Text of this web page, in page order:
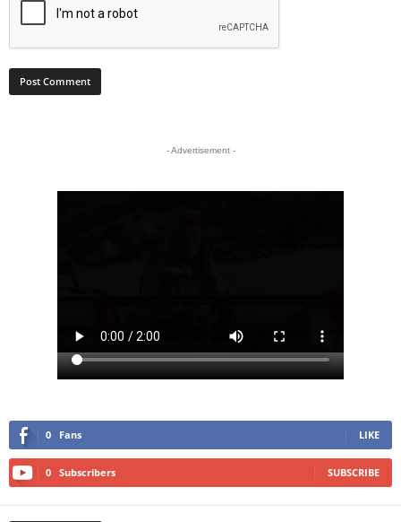
- Advertisement -
0 Fans LIKE
0 Subscribers SUBSCRIBE